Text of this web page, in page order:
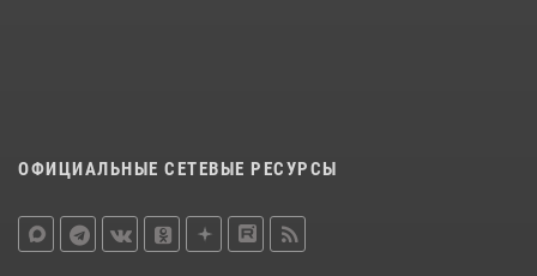
ОФИЦИАЛЬНЫЕ СЕТЕВЫЕ РЕСУРСЫ